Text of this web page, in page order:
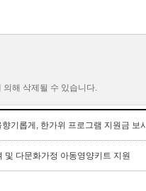
해 삭제될 수 있습니다.
기롭게, 한가위 프로그램 지원금 보시
및 다문화가정 아동영양키트 지원